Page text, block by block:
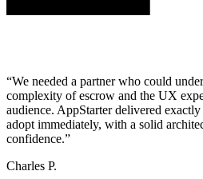
“We needed a partner who could
complexity of escrow and the UX
audience. AppStarter delivered
adopt immediately, with a solid
confidence.”
Charles P.